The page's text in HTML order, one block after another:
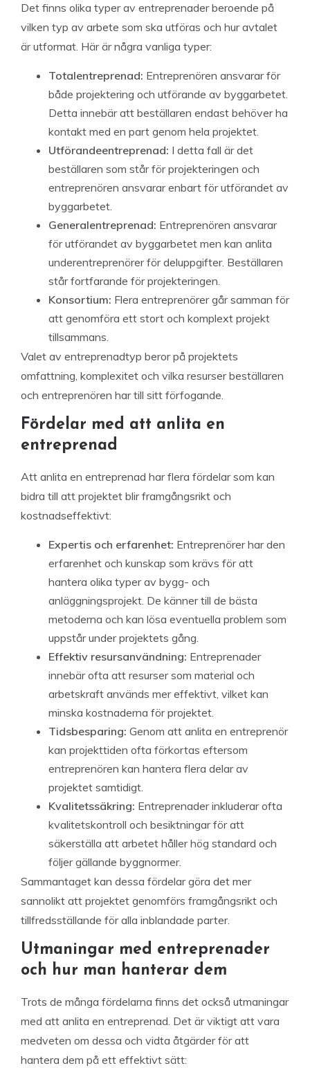
Det finns olika typer av entreprenader beroende på
vilken typ av arbete som ska utföras och hur avtalet
är utformat. Här är några vanliga typer:
Totalentreprenad: Entreprenören ansvarar för
både projektering och utförande av byggarbetet.
Detta innebär att beställaren endast behöver ha
kontakt med en part genom hela projektet.
Utförandeentreprenad: I detta fall är det
beställaren som står för projekteringen och
entreprenören ansvarar enbart för utförandet av
byggarbetet.
Generalentreprenad: Entreprenören ansvarar
för utförandet av byggarbetet men kan anlita
underentreprenörer för deluppgifter. Beställaren
står fortfarande för projekteringen.
Konsortium: Flera entreprenörer går samman för
att genomföra ett stort och komplext projekt
tillsammans.
Valet av entreprenadtyp beror på projektets
omfattning, komplexitet och vilka resurser beställaren
och entreprenören har till sitt förfogande.
Fördelar med att anlita en
entreprenad
Att anlita en entreprenad har flera fördelar som kan
bidra till att projektet blir framgångsrikt och
kostnadseffektivt:
Expertis och erfarenhet: Entreprenörer har den
erfarenhet och kunskap som krävs för att
hantera olika typer av bygg- och
anläggningsprojekt. De känner till de bästa
metoderna och kan lösa eventuella problem som
uppstår under projektets gång.
Effektiv resursanvändning: Entreprenader
innebär ofta att resurser som material och
arbetskraft används mer effektivt, vilket kan
minska kostnaderna för projektet.
Tidsbesparing: Genom att anlita en entreprenör
kan projekttiden ofta förkortas eftersom
entreprenören kan hantera flera delar av
projektet samtidigt.
Kvalitetssäkring: Entreprenader inkluderar ofta
kvalitetskontroll och besiktningar för att
säkerställa att arbetet håller hög standard och
följer gällande byggnormer.
Sammantaget kan dessa fördelar göra det mer
sannolikt att projektet genomförs framgångsrikt och
tillfredsställande för alla inblandade parter.
Utmaningar med entreprenader
och hur man hanterar dem
Trots de många fördelarna finns det också utmaningar
med att anlita en entreprenad. Det är viktigt att vara
medveten om dessa och vidta åtgärder för att
hantera dem på ett effektivt sätt: